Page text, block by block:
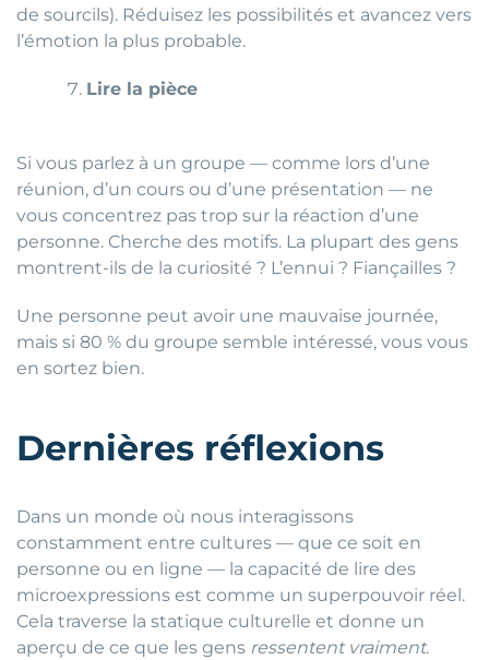
de sourcils). Réduisez les possibilités et avancez vers
l’émotion la plus probable.
Lire la pièce
Si vous parlez à un groupe — comme lors d’une
réunion, d’un cours ou d’une présentation — ne
vous concentrez pas trop sur la réaction d’une
personne. Cherche des motifs. La plupart des gens
montrent-ils de la curiosité ? L’ennui ? Fiançailles ?
Une personne peut avoir une mauvaise journée,
mais si 80 % du groupe semble intéressé, vous vous
en sortez bien.
Dernières réflexions
Dans un monde où nous interagissons
constamment entre cultures — que ce soit en
personne ou en ligne — la capacité de lire des
microexpressions est comme un superpouvoir réel.
Cela traverse la statique culturelle et donne un
aperçu de ce que les gens ressentent vraiment.